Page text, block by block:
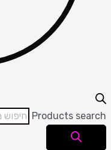
Products search